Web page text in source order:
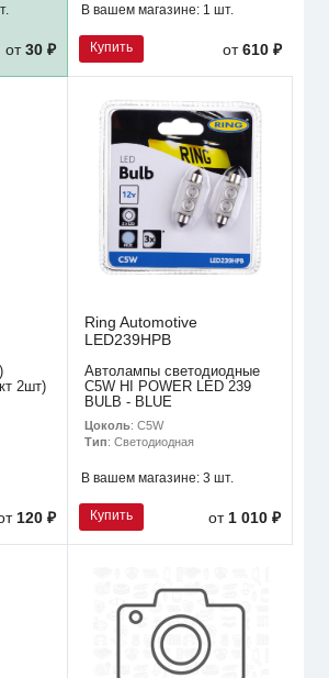
от30 ₽
В вашем магазине: 1 шт.
Купить от610 ₽
2шт)
120 ₽
Ring Automotive
LED239HPB
Автолампы светодиодные
C5W HI POWER LED 239
BULB - BLUE
Цоколь: C5W
Тип: Светодиодная
В вашем магазине: 3 шт.
Купить от 1 010 ₽